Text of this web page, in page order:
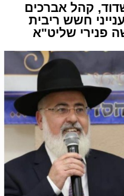
קהל אברכים
חשש ריבית
פנירי שליט"א